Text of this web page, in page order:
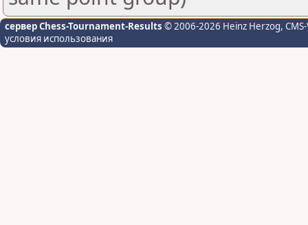
сервер Chess-Tournament-Results © 2006-2026 Heinz Herzog,
условия использования